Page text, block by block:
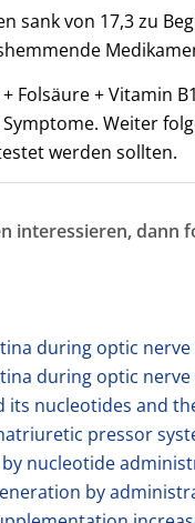
sank von 17,3 zu
Folsäure + Vitamin
Weiter
werden sollten.
interessieren,
during optic
during optic
nucleotides and
pressor
nucleotide
by